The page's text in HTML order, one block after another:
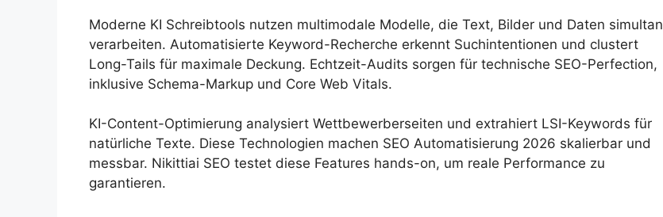
Moderne KI Schreibtools nutzen multimodale Modelle, die Text, Bilder und Daten simultan
verarbeiten. Automatisierte Keyword-Recherche erkennt Suchintentionen und clustert
Long-Tails für maximale Deckung. Echtzeit-Audits sorgen für technische SEO-Perfection,
inklusive Schema-Markup und Core Web Vitals.
KI-Content-Optimierung analysiert Wettbewerberseiten und extrahiert LSI-Keywords für
natürliche Texte. Diese Technologien machen SEO Automatisierung 2026 skalierbar und
messbar. Nikittiai SEO testet diese Features hands-on, um reale Performance zu
garantieren.